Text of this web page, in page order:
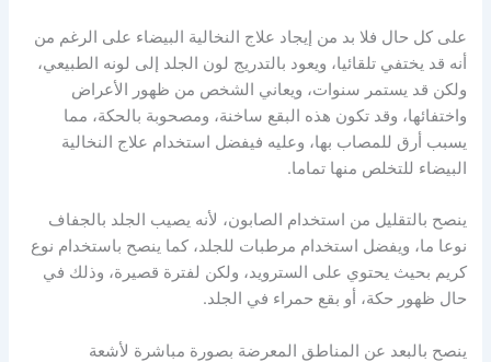
على كل حال فلا بد من إيجاد علاج النخالية البيضاء على الرغم من
أنه قد يختفي تلقائيا، ويعود بالتدريج لون الجلد إلى لونه الطبيعي،
ولكن قد يستمر سنوات، ويعاني الشخص من ظهور الأعراض
واختفائها، وقد تكون هذه البقع ساخنة، ومصحوبة بالحكة، مما
يسبب أرق للمصاب بها، وعليه فيفضل استخدام علاج النخالية
البيضاء للتخلص منها تماما.
ينصح بالتقليل من استخدام الصابون، لأنه يصيب الجلد بالجفاف
نوعا ما، ويفضل استخدام مرطبات للجلد، كما ينصح باستخدام نوع
كريم بحيث يحتوي على السترويد، ولكن لفترة قصيرة، وذلك في
حال ظهور حكة، أو بقع حمراء في الجلد.
ينصح بالبعد عن المناطق المعرضة بصورة مباشرة لأشعة